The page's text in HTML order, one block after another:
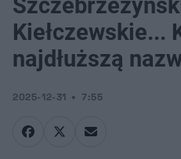
Kiełczewskie...
najdłuższą
2025-12-31 7:55